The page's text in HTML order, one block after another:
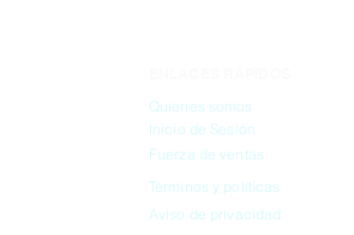
Quienes somos
Inicio de Sesión
Fuerza de ventas
Términos y políticas
Aviso de privacidad